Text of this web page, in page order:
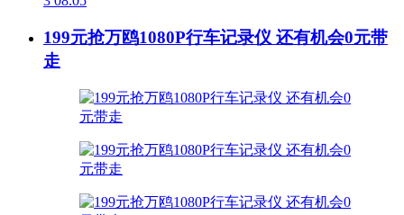
199元抢万鸥1080P行车记录仪 还有机会0元带
走